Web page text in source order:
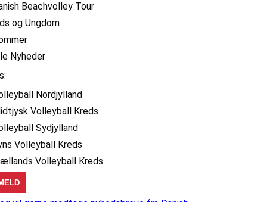
Beachvolley Tour
og Ungdom
Nyheder
Nordjylland
Volleyball Kreds
Sydjylland
Volleyball Kreds
Volleyball Kreds